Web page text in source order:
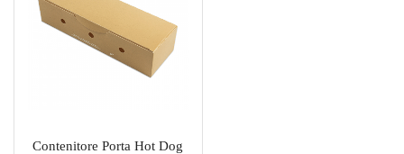
Contenitore Porta Hot Dog